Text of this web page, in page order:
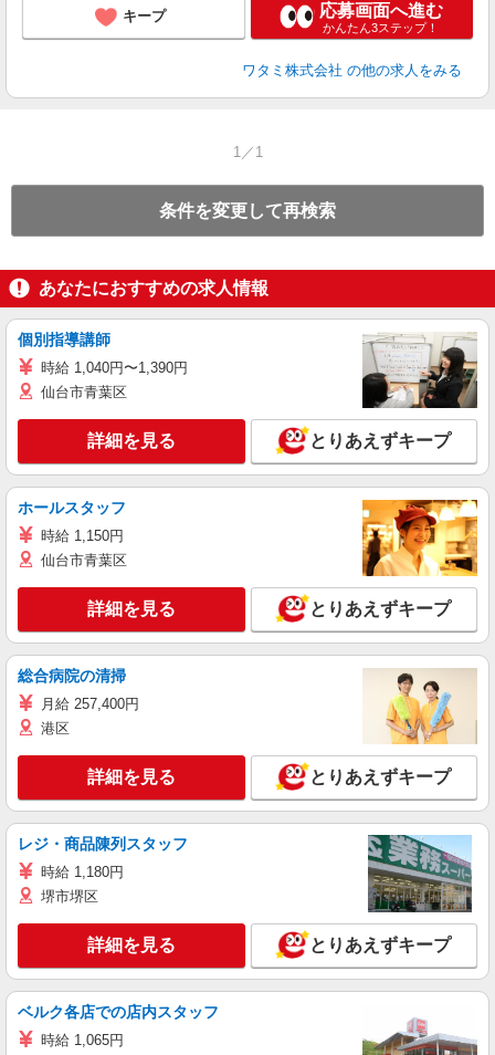
キープ 応募画面へ進む
かんたん3ステップ！
ワタミ株式会社 の他の求人をみる
1／1
条件を変更して再検索
あなたにおすすめの求人情報
個別指導講師
時給 1,040円〜1,390円
仙台市青葉区
詳細を見る とりあえずキープ
ホールスタッフ
時給 1,150円
仙台市青葉区
詳細を見る とりあえずキープ
総合病院の清掃
月給 257,400円
港区
詳細を見る とりあえずキープ
レジ・商品陳列スタッフ
時給 1,180円
堺市堺区
詳細を見る とりあえずキープ
ベルク各店での店内スタッフ
時給 1,065円